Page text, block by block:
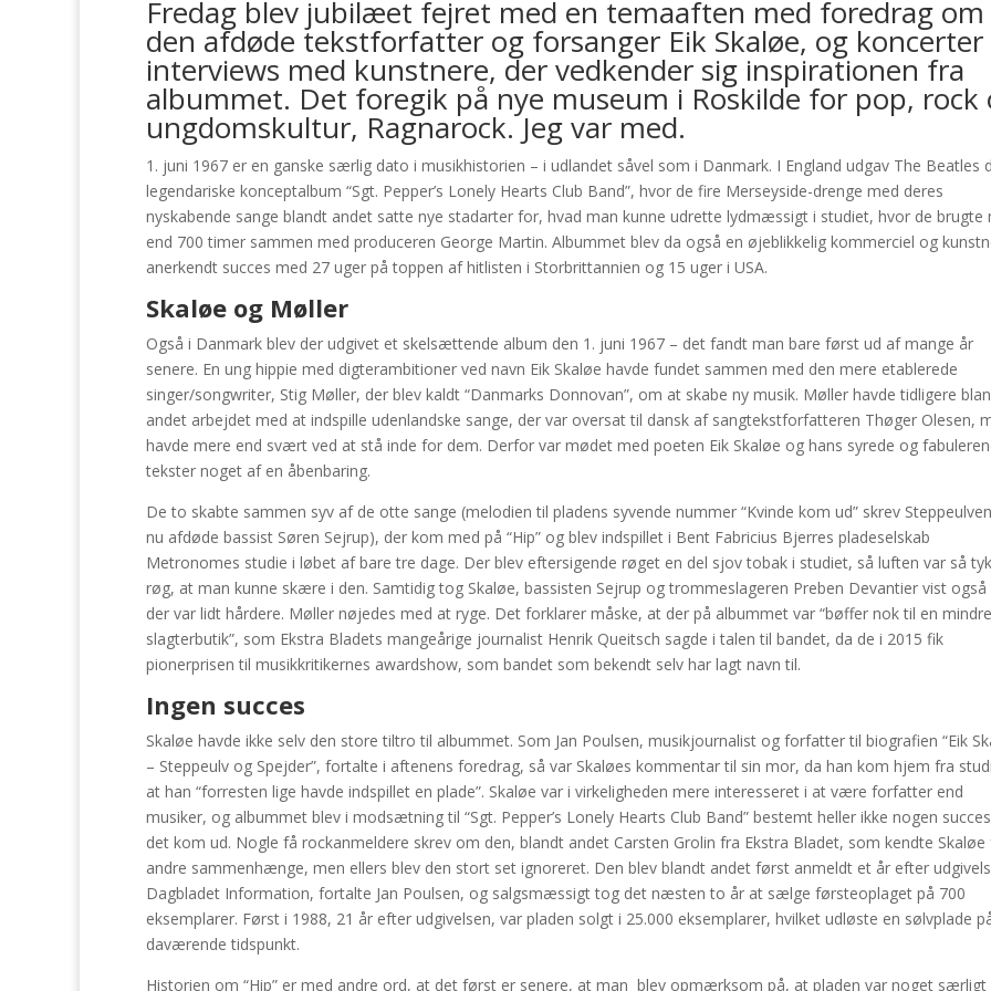
Fredag blev jubilæet fejret med en temaaften med foredrag om
den afdøde tekstforfatter og forsanger Eik Skaløe, og koncerter
interviews med kunstnere, der vedkender sig inspirationen fra
albummet. Det foregik på nye museum i Roskilde for pop, rock
ungdomskultur, Ragnarock. Jeg var med.
1. juni 1967 er en ganske særlig dato i musikhistorien – i udlandet såvel som i Danmark. I England udgav The Beatles
legendariske konceptalbum “Sgt. Pepper’s Lonely Hearts Club Band”, hvor de fire Merseyside-drenge med deres
nyskabende sange blandt andet satte nye stadarter for, hvad man kunne udrette lydmæssigt i studiet, hvor de brugte
end 700 timer sammen med produceren George Martin. Albummet blev da også en øjeblikkelig kommerciel og
anerkendt succes med 27 uger på toppen af hitlisten i Storbrittannien og 15 uger i USA.
Skaløe og Møller
Også i Danmark blev der udgivet et skelsættende album den 1. juni 1967 – det fandt man bare først ud af mange år
senere. En ung hippie med digterambitioner ved navn Eik Skaløe havde fundet sammen med den mere etablerede
singer/songwriter, Stig Møller, der blev kaldt “Danmarks Donnovan”, om at skabe ny musik. Møller havde tidligere
andet arbejdet med at indspille udenlandske sange, der var oversat til dansk af sangtekstforfatteren Thøger Olesen,
havde mere end svært ved at stå inde for dem. Derfor var mødet med poeten Eik Skaløe og hans syrede og
tekster noget af en åbenbaring.
De to skabte sammen syv af de otte sange (melodien til pladens syvende nummer “Kvinde kom ud” skrev
nu afdøde bassist Søren Sejrup), der kom med på “Hip” og blev indspillet i Bent Fabricius Bjerres pladeselskab
Metronomes studie i løbet af bare tre dage. Der blev eftersigende røget en del sjov tobak i studiet, så luften var så
røg, at man kunne skære i den. Samtidig tog Skaløe, bassisten Sejrup og trommeslageren Preben Devantier vist også
der var lidt hårdere. Møller nøjedes med at ryge. Det forklarer måske, at der på albummet var “bøffer nok til en mindre
slagterbutik”, som Ekstra Bladets mangeårige journalist Henrik Queitsch sagde i talen til bandet, da de i 2015 fik
pionerprisen til musikkritikernes awardshow, som bandet som bekendt selv har lagt navn til.
Ingen succes
Skaløe havde ikke selv den store tiltro til albummet. Som Jan Poulsen, musikjournalist og forfatter til biografien “Eik
– Steppeulv og Spejder”, fortalte i aftenens foredrag, så var Skaløes kommentar til sin mor, da han kom hjem fra
at han “forresten lige havde indspillet en plade”. Skaløe var i virkeligheden mere interesseret i at være forfatter end
musiker, og albummet blev i modsætning til “Sgt. Pepper’s Lonely Hearts Club Band” bestemt heller ikke nogen
det kom ud. Nogle få rockanmeldere skrev om den, blandt andet Carsten Grolin fra Ekstra Bladet, som kendte Skaløe
andre sammenhænge, men ellers blev den stort set ignoreret. Den blev blandt andet først anmeldt et år efter
Dagbladet Information, fortalte Jan Poulsen, og salgsmæssigt tog det næsten to år at sælge førsteoplaget på 700
eksemplarer. Først i 1988, 21 år efter udgivelsen, var pladen solgt i 25.000 eksemplarer, hvilket udløste en sølvplade
daværende tidspunkt.
Historien om “Hip” er med andre ord, at det først er senere, at man blev opmærksom på, at pladen var noget særligt